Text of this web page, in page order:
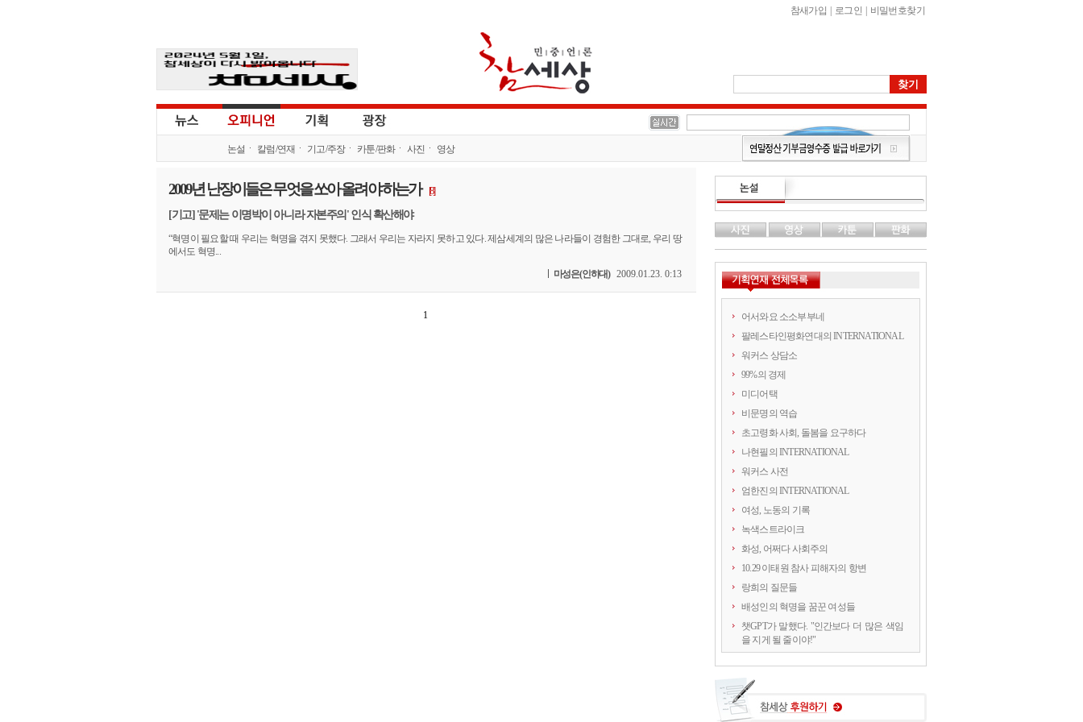
참새가입 로그인 비밀번호찾기
논설 칼럼/연재 기고/주장 카툰/판화 사진 영상
2009년 난장이들은 무엇을 쏘아 올려야 하는가 [8]
[기고] '문제는 이명박이 아니라 자본주의' 인식 확산해야
“혁명이 필요할 때 우리는 혁명을 겪지 못했다. 그래서 우리는 자라지 못하고 있다. 제삼세계의 많은 나라들이 경험한 그대로, 우리 땅
에서도 혁명...
마성은(인하대) 2009.01.23. 0:13
1
어서와요 소소부부네
팔레스타인평화연대의 INTERNATIONAL
워커스 상담소
99%의 경제
미디어택
비문명의 역습
초고령화 사회, 돌봄을 요구하다
나현필의 INTERNATIONAL
워커스 사전
엄한진의 INTERNATIONAL
여성, 노동의 기록
녹색스트라이크
화성, 어쩌다 사회주의
10.29 이태원 참사 피해자의 항변
랑희의 질문들
배성인의 혁명을 꿈꾼 여성들
챗GPT가 말했다. "인간보다 더 많은 색임
을 지게 될 줄이야!"
약속의 8회, 위기를 돌려세우는 녹색 스트
라이크
양지로 떠오른 국정원, 이적異的 행위의